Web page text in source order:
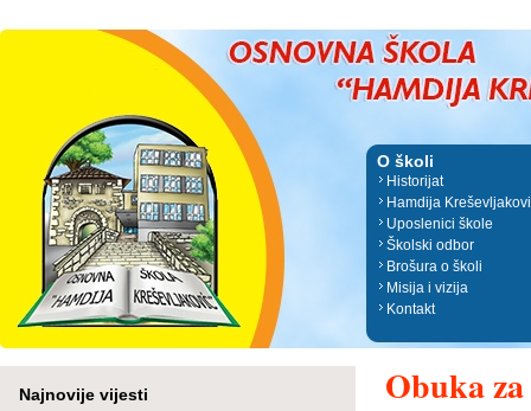
O školi
Historijat
Hamdija
Uposlenici škole
Školski odbor
Brošura o školi
Misija i vizija
Kontakt
Najnovije vijesti Obuka